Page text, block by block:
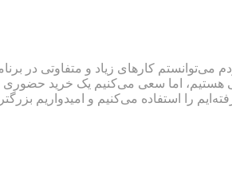
کارهای زیاد و متفاوتی در
هستیم، اما سعی می‌کنیم یک خرید
را استفاده می‌کنیم و امیدواریم بزرگتر